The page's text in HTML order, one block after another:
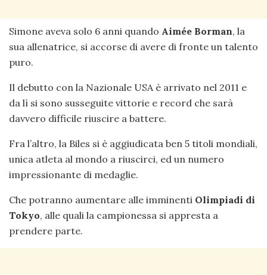
Simone aveva solo 6 anni quando Aimée Borman, la
sua allenatrice, si accorse di avere di fronte un talento
puro.
Il debutto con la Nazionale USA è arrivato nel 2011 e
da lì si sono susseguite vittorie e record che sarà
davvero difficile riuscire a battere.
Fra l’altro, la Biles si è aggiudicata ben 5 titoli mondiali,
unica atleta al mondo a riuscirci, ed un numero
impressionante di medaglie.
Che potranno aumentare alle imminenti Olimpiadi di
Tokyo, alle quali la campionessa si appresta a
prendere parte.